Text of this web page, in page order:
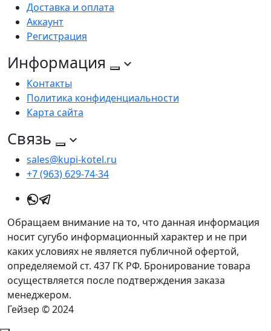
Доставка и оплата
Аккаунт
Регистрация
Информация
Контакты
Политика конфиденциальности
Карта сайта
Связь
sales@kupi-kotel.ru
+7 (963) 629-74-34
Обращаем внимание на то, что данная информация
носит сугубо информационный характер и не при
каких условиях не является публичной офертой,
определяемой ст. 437 ГК РФ. Бронирование товара
осуществляется после подтверждения заказа
менеджером.
Гейзер © 2024